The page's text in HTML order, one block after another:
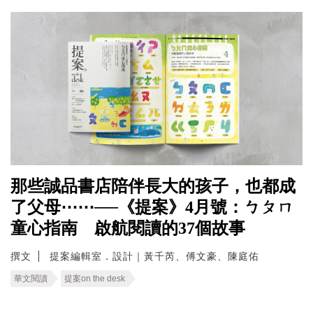
那些誠品書店陪伴長大的孩子，也都成
了父母⋯⋯──《提案》4月號：ㄅㄆㄇ
童心指南 啟航閱讀的37個故事
撰文 提案編輯室．設計｜黃千芮、傅文豪、陳庭佑
華文閱讀 提案on the desk